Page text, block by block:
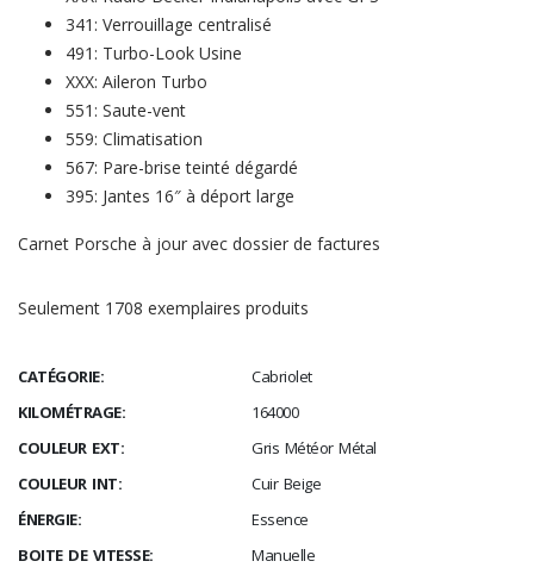
341: Verrouillage centralisé
491: Turbo-Look Usine
XXX: Aileron Turbo
551: Saute-vent
559: Climatisation
567: Pare-brise teinté dégardé
395: Jantes 16″ à déport large
Carnet Porsche à jour avec dossier de factures
Seulement 1708 exemplaires produits
CATÉGORIE:
Cabriolet
KILOMÉTRAGE:
164000
COULEUR EXT:
Gris Météor Métal
COULEUR INT:
Cuir Beige
ÉNERGIE:
Essence
BOITE DE VITESSE:
Manuelle